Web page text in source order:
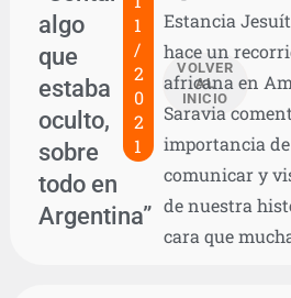
algo
que
estaba
oculto,
sobre
todo en
Argentina”
1
/
2
0
2
1
VOLVER
AL
INICIO
Estancia
hace un
africana en
Saravia
importancia
comunicar y
de nuestra
cara que